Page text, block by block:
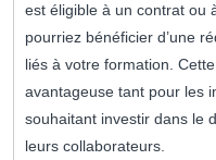
est éligible à un contrat ou
pourriez bénéficier d’une
liés à votre formation.
avantageuse tant pour les
souhaitant investir dans le
leurs collaborateurs.